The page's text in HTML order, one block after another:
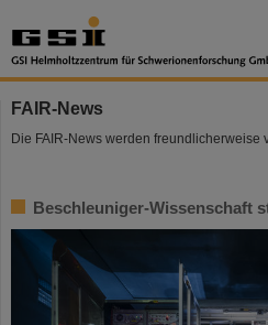
FAIR-News
Die FAIR-News werden freundlicherweise
Beschleuniger-Wissenschaft